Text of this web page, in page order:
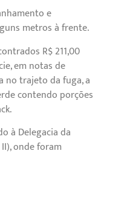
e
metros à frente.
R$ 211,00
em notas de
no trajeto da fuga, a
contendo porções
à Delegacia da
onde foram